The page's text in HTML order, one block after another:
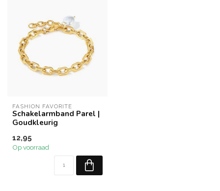
FASHION FAVORITE
Schakelarmband Parel |
Goudkleurig
12,95
Op voorraad